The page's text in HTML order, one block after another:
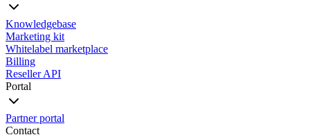
Knowledgebase
Marketing kit
Whitelabel marketplace
Billing
Reseller API
Portal
Partner portal
Contact